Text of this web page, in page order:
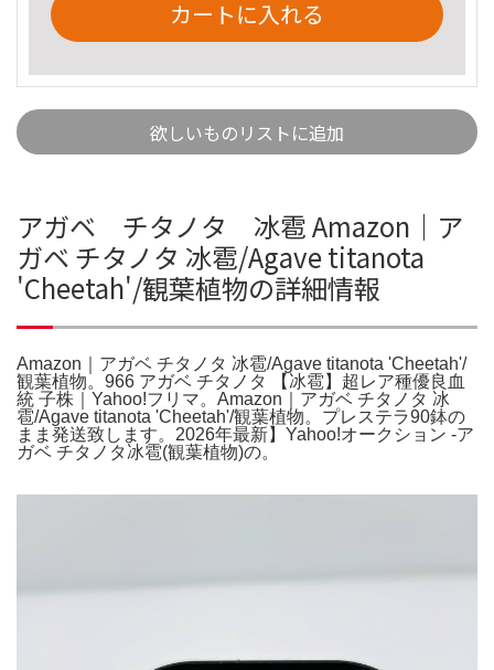
カートに入れる
欲しいものリストに追加
アガベ チタノタ 冰雹 Amazon｜ア
ガベ チタノタ 冰雹/Agave titanota
'Cheetah'/観葉植物の詳細情報
Amazon｜アガベ チタノタ 冰雹/Agave titanota 'Cheetah'/
観葉植物。966 アガベ チタノタ 【冰雹】超レア種優良血
統 子株｜Yahoo!フリマ。Amazon｜アガベ チタノタ 冰
雹/Agave titanota 'Cheetah'/観葉植物。プレステラ90鉢の
まま発送致します。2026年最新】Yahoo!オークション -ア
ガベ チタノタ冰雹(観葉植物)の。